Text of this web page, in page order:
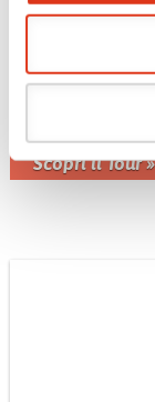
THAILANDIA
Scopri il Tour »